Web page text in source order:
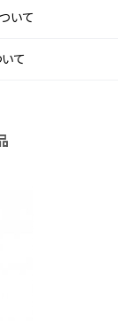
いて
て